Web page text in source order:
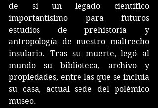
de sí un legado científico
importantísimo para futuros
estudios de prehistoria y
antropología de nuestro maltrecho
insulario. Tras su muerte, legó al
mundo su biblioteca, archivo y
propiedades, entre las que se incluía
su casa, actual sede del polémico
museo.